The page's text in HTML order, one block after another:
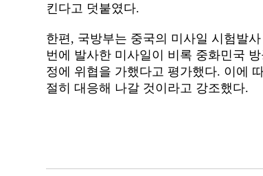
킨다고 덧붙였다.
한편, 국방부는 중국의 미사일 시험발
번에 발사한 미사일이 비록 중화민국
정에 위협을 가했다고 평가했다. 이에
절히 대응해 나갈 것이라고 강조했다.